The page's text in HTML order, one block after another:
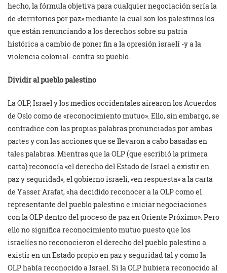
hecho, la fórmula objetiva para cualquier negociación sería la
de «territorios por paz» mediante la cual son los palestinos los
que están renunciando a los derechos sobre su patria
histórica a cambio de poner fin a la opresión israelí -y a la
violencia colonial- contra su pueblo.
Dividir al pueblo palestino
La OLP, Israel y los medios occidentales airearon los Acuerdos
de Oslo como de «reconocimiento mutuo». Ello, sin embargo, se
contradice con las propias palabras pronunciadas por ambas
partes y con las acciones que se llevaron a cabo basadas en
tales palabras. Mientras que la OLP (que escribió la primera
carta) reconocía «el derecho del Estado de Israel a existir en
paz y seguridad», el gobierno israelí, «en respuesta» a la carta
de Yasser Arafat, «ha decidido reconocer a la OLP como el
representante del pueblo palestino e iniciar negociaciones
con la OLP dentro del proceso de paz en Oriente Próximo». Pero
ello no significa reconocimiento mutuo puesto que los
israelíes no reconocieron el derecho del pueblo palestino a
existir en un Estado propio en paz y seguridad tal y como la
OLP había reconocido a Israel. Si la OLP hubiera reconocido al